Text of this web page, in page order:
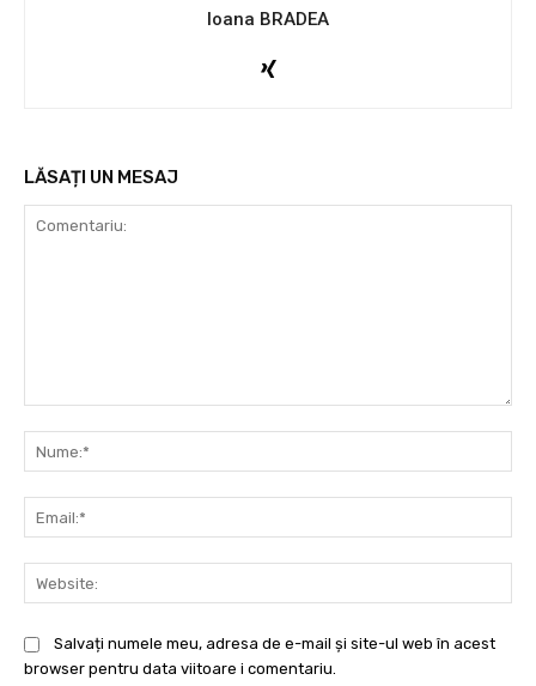
Ioana BRADEA
LĂSAȚI UN MESAJ
Salvați numele meu, adresa de e-mail și site-ul web în acest
browser pentru data viitoare i comentariu.